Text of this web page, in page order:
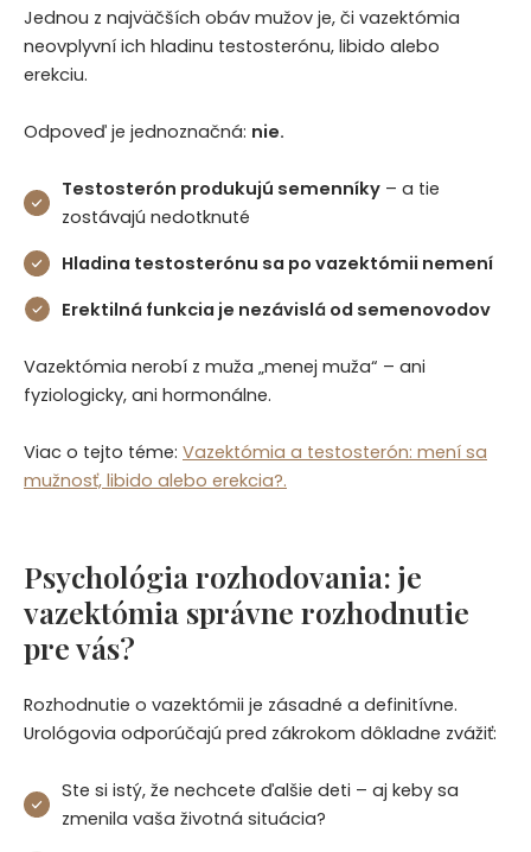
Jednou z najväčších obáv mužov je, či vazektómia
neovplyvní ich hladinu testosterónu, libido alebo
erekciu.
Odpoveď je jednoznačná: nie.
Testosterón produkujú semenníky – a tie
zostávajú nedotknuté
Hladina testosterónu sa po vazektómii nemení
Erektilná funkcia je nezávislá od semenovodov
Vazektómia nerobí z muža „menej muža“ – ani
fyziologicky, ani hormonálne.
Viac o tejto téme: Vazektómia a testosterón: mení sa
mužnosť, libido alebo erekcia?.
Psychológia rozhodovania: je
vazektómia správne rozhodnutie
pre vás?
Rozhodnutie o vazektómii je zásadné a definitívne.
Urológovia odporúčajú pred zákrokom dôkladne zvážiť:
Ste si istý, že nechcete ďalšie deti – aj keby sa
zmenila vaša životná situácia?